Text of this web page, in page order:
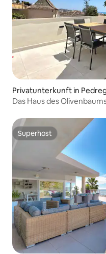
Privatunterkunft in
Das Haus des
Superhost
Superhost